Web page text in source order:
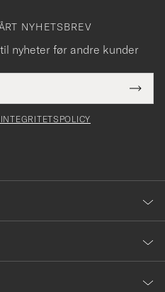
NYHETSBREV
nyheter før andre kunder